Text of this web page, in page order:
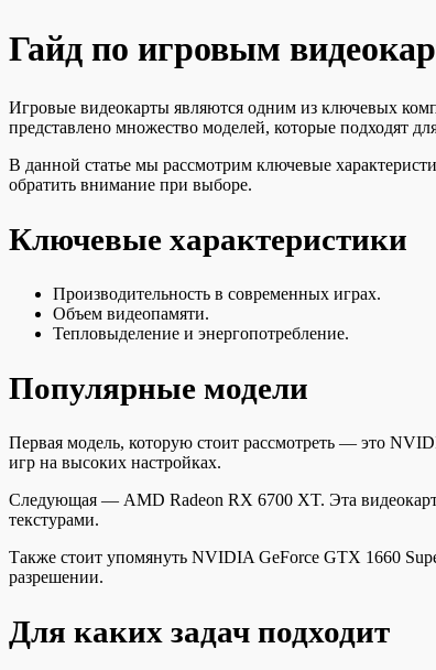
Гайд по игровым
Игровые видеокарты являются одним из ключевых
представлено множество моделей, которые подходят
В данной статье мы рассмотрим ключевые
обратить внимание при выборе.
Ключевые характеристики
Производительность в современных играх.
Объем видеопамяти.
Тепловыделение и энергопотребление.
Популярные модели
Первая модель, которую стоит рассмотреть — это
игр на высоких настройках.
Следующая — AMD Radeon RX 6700 XT. Эта
текстурами.
Также стоит упомянуть NVIDIA GeForce GTX 1660
разрешении.
Для каких задач подходит